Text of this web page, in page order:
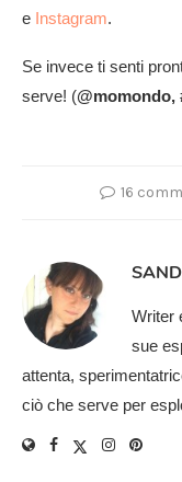
e Instagram.
Se invece ti senti
serve! (@momondo,
16
Writer
sue
attenta,
ciò che serve per